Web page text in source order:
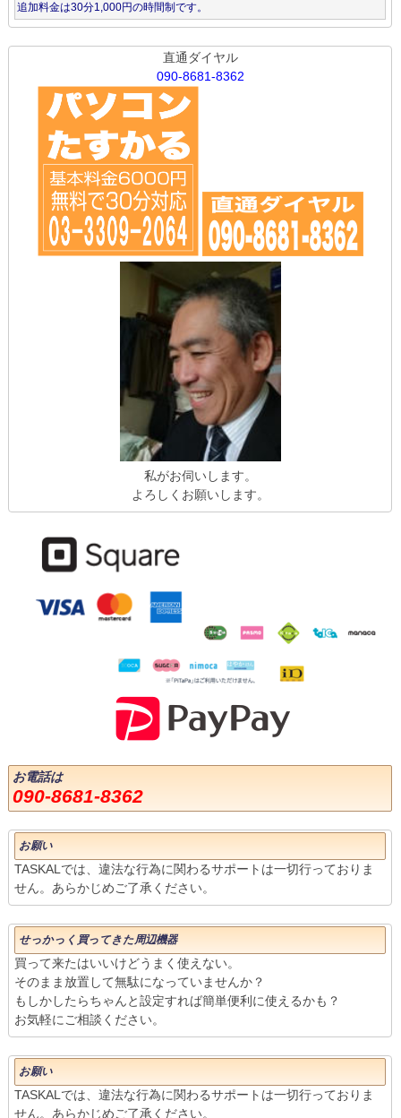
追加料金は30分1,000円の時間制です。
直通ダイヤル
090-8681-8362
私がお伺いします。
よろしくお願いします。
お電話は
090-8681-8362
お願い
TASKALでは、違法な行為に関わるサポートは一切行っておりま
せん。あらかじめご了承ください。
せっかっく買ってきた周辺機器
買って来たはいいけどうまく使えない。
そのまま放置して無駄になっていませんか？
もしかしたらちゃんと設定すれば簡単便利に使えるかも？
お気軽にご相談ください。
お願い
TASKALでは、違法な行為に関わるサポートは一切行っておりま
せん。あらかじめご了承ください。